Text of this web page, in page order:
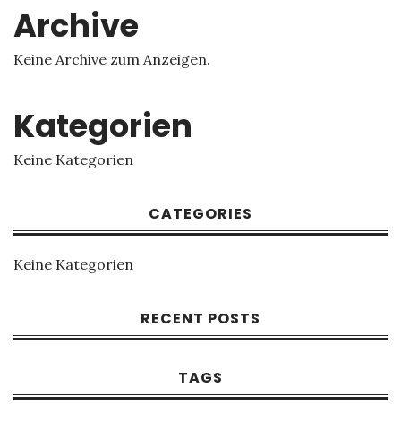
Archive
Keine Archive zum Anzeigen.
Kategorien
Keine Kategorien
CATEGORIES
Keine Kategorien
RECENT POSTS
TAGS